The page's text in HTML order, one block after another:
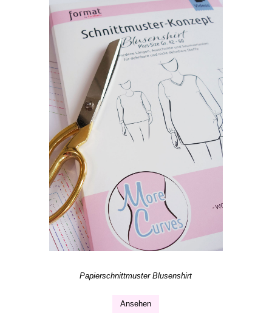
Papierschnittmuster Blusenshirt
Ansehen